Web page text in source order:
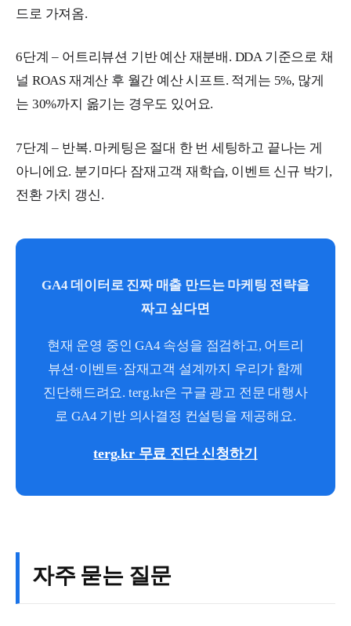
드로 가져옴.
6단계 – 어트리뷰션 기반 예산 재분배. DDA 기준으로 채
널 ROAS 재계산 후 월간 예산 시프트. 적게는 5%, 많게
는 30%까지 옮기는 경우도 있어요.
7단계 – 반복. 마케팅은 절대 한 번 세팅하고 끝나는 게
아니에요. 분기마다 잠재고객 재학습, 이벤트 신규 박기,
전환 가치 갱신.
GA4 데이터로 진짜 매출 만드는 마케팅 전략을
짜고 싶다면
현재 운영 중인 GA4 속성을 점검하고, 어트리
뷰션·이벤트·잠재고객 설계까지 우리가 함께
진단해드려요. terg.kr은 구글 광고 전문 대행사
로 GA4 기반 의사결정 컨설팅을 제공해요.
terg.kr 무료 진단 신청하기
자주 묻는 질문